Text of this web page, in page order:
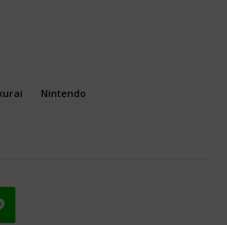
Nintendo